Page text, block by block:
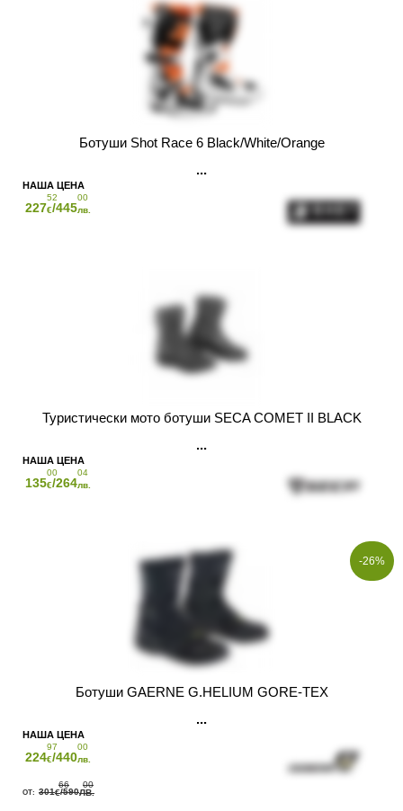
Ботуши Shot Race 6 Black/White/Orange
227
52
€/445
00
лв.
Туристически мото ботуши SECA COMET II BLACK
135
00
€/264
04
лв.
-26%
Ботуши GAERNE G.HELIUM GORE-TEX
224
97
€/440
00
лв.
301
66
€/590
00
ЛВ.